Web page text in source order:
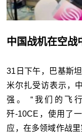
中国战机在空战
31日下午，巴基斯
米尔扎受访表示，
强。 “我们的飞
歼-10CE，使用了
应，在多领域作战